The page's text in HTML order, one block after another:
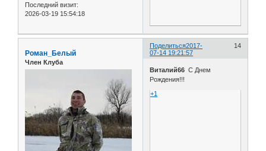
Последний визит:
2026-03-19 15:54:18
Поделиться 14
2017-
07-14 19:21:57
Роман_Белый
Член Клуба
Виталий66 С Днем
Рождения!!!
+1